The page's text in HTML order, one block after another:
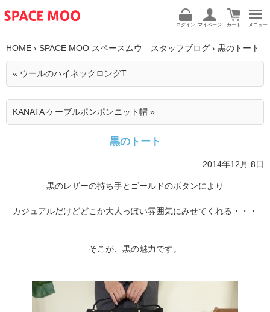
メニュー
カート
マイページ
ログイン
HOME › SPACE MOO スペースムウ スタッフブログ › 黒のトート
« ウールのハイネックロングT
KANATA ケーブルポンポンニット帽 »
黒のトート
2014年12月 8日
黒のレザーの持ち手とゴールドのボタンにより
カジュアルだけどどこか大人っぽい雰囲気にみせてくれる・・・
そこが、黒の魅力です。